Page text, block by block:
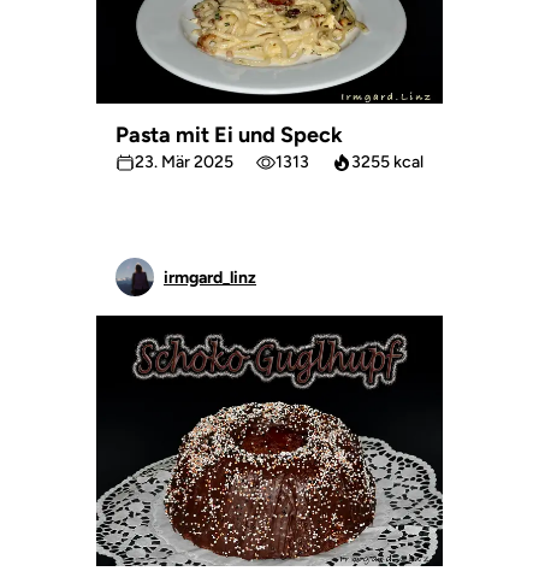
Pasta mit Ei und Speck
23. Mär 2025 1313 3255 kcal
irmgard_linz